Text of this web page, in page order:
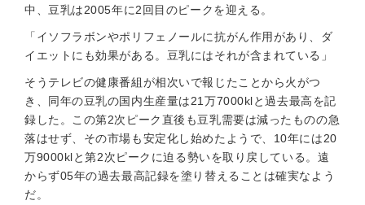
中、豆乳は2005年に2回目のピークを迎える。
「イソフラボンやポリフェノールに抗がん作用があり、ダ
イエットにも効果がある。豆乳にはそれが含まれている」
そうテレビの健康番組が相次いで報じたことから火がつ
き、同年の豆乳の国内生産量は21万7000klと過去最高を記
録した。この第2次ピーク直後も豆乳需要は減ったものの急
落はせず、その市場も安定化し始めたようで、10年には20
万9000klと第2次ピークに迫る勢いを取り戻している。遠
からず05年の過去最高記録を塗り替えることは確実なよう
だ。